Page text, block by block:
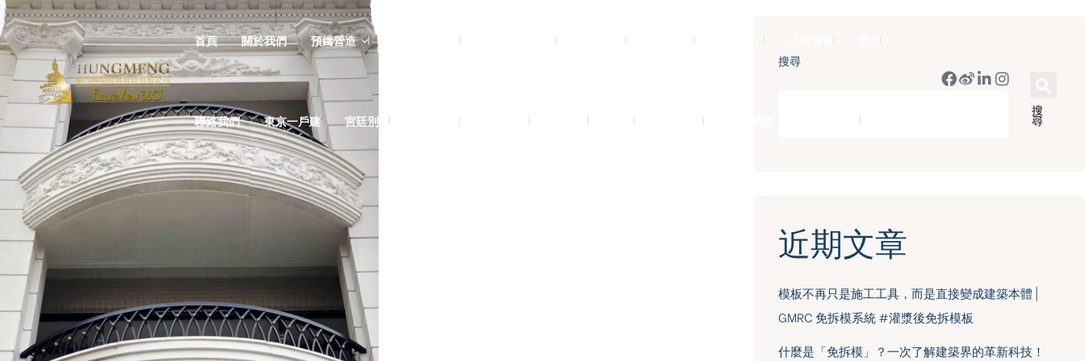
首頁 關於我們 預鑄營造 影音實體投影 3D數位設計院 規劃設計 工程實績 新聞中心 公司簡報 商店
聯絡我們 東京一戶建 宮廷別墅 興墅12戶 法式御墅 購物車 結帳 我的帳號 豪門國際 ｜ 50週年里程碑
搜尋
搜
尋
近期文章
模板不再只是施工工具，而是直接變成建築本體 |
GMRC 免拆模系統 #灌漿後免拆模板
什麼是「免拆模」？一次了解建築界的革新科技！